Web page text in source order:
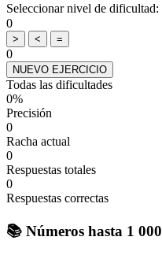
Seleccionar nivel de dificultad:
0
> < =
0
NUEVO EJERCICIO
Todas las dificultades
0%
Precisión
0
Racha actual
0
Respuestas totales
0
Respuestas correctas
📚 Números hasta 1 000